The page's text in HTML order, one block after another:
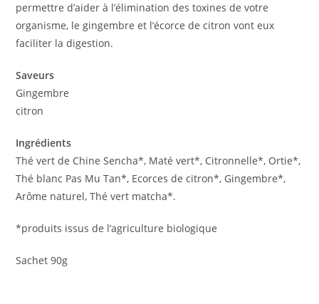
permettre d’aider à l’élimination des toxines de votre
organisme, le gingembre et l’écorce de citron vont eux
faciliter la digestion.
Saveurs
Gingembre
citron
Ingrédients
Thé vert de Chine Sencha*, Maté vert*, Citronnelle*, Ortie*,
Thé blanc Pas Mu Tan*, Ecorces de citron*, Gingembre*,
Arôme naturel, Thé vert matcha*.
*produits issus de l’agriculture biologique
Sachet 90g